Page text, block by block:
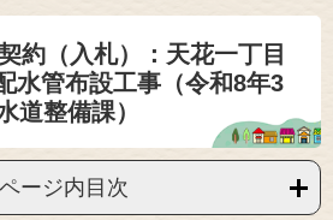
約（入札）：天花一丁目
水管布設工事（令和8年3
道整備課）
ページ内目次